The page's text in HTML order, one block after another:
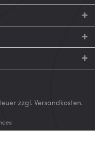
zzgl. Versandkosten.